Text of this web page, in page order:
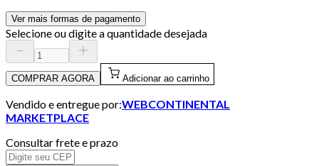
Ver mais formas de pagamento
Selecione ou digite a quantidade desejada
COMPRAR AGORA Adicionar ao carrinho
Vendido e entregue por:WEBCONTINENTAL
MARKETPLACE
Consultar frete e prazo